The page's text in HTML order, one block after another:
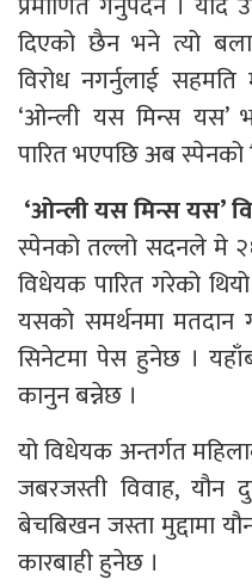
दिएको छैन भने त्यो
विरोध नगर्नुलाई
‘ओन्ली यस मिन्स यस’
पारित भएपछि अब
‘ओन्ली यस मिन्स यस’
स्पेनको तल्लो सदनले मे २६
विधेयक पारित गरेको
यसको समर्थनमा
सिनेटमा पेस हुनेछ ।
कानुन बन्नेछ ।
यो विधेयक अन्तर्गत
जबरजस्ती विवाह, यौन
बेचबिखन जस्ता मुद्दामा
कारबाही हुनेछ ।